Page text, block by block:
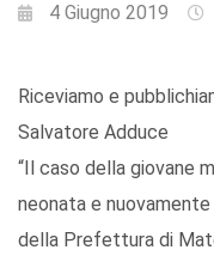
4 Giugno 2019
Riceviamo e
Salvatore Adduce
“Il caso della giovane
neonata e
della Prefettura di